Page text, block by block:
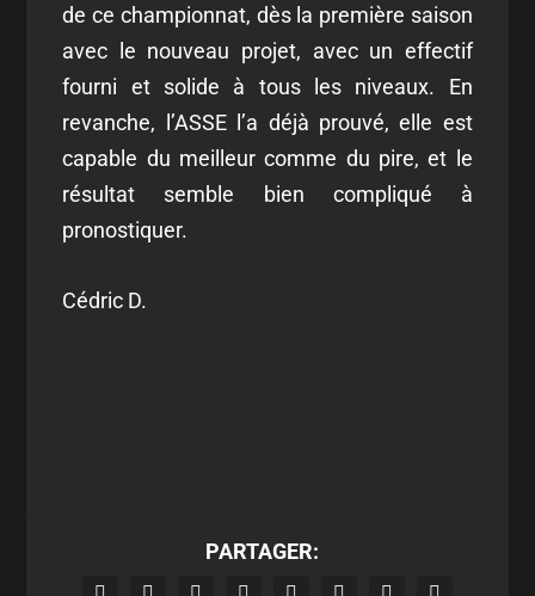
de ce championnat, dès la première saison
avec le nouveau projet, avec un effectif
fourni et solide à tous les niveaux. En
revanche, l’ASSE l’a déjà prouvé, elle est
capable du meilleur comme du pire, et le
résultat semble bien compliqué à
pronostiquer.
Cédric D.
PARTAGER: